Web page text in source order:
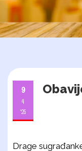
9
4
'25
Drage